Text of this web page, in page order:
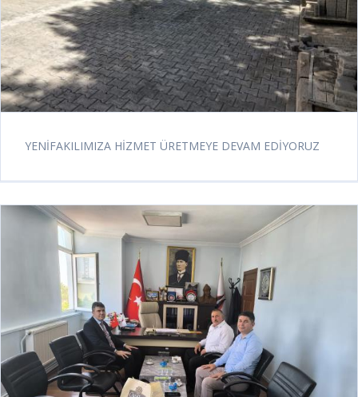
YENİFAKILIMIZA HİZMET ÜRETMEYE DEVAM EDİYORUZ